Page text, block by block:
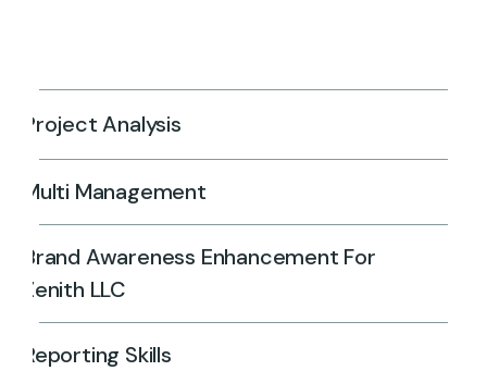
Project Analysis
Multi Management
Brand Awareness Enhancement For
Zenith LLC
Reporting Skills